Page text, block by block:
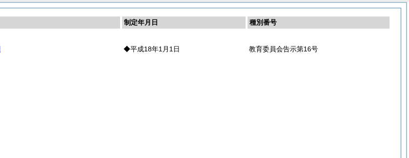
制定年月日
種別番号
◆平成18年1月1日 教育委員会告示第16号